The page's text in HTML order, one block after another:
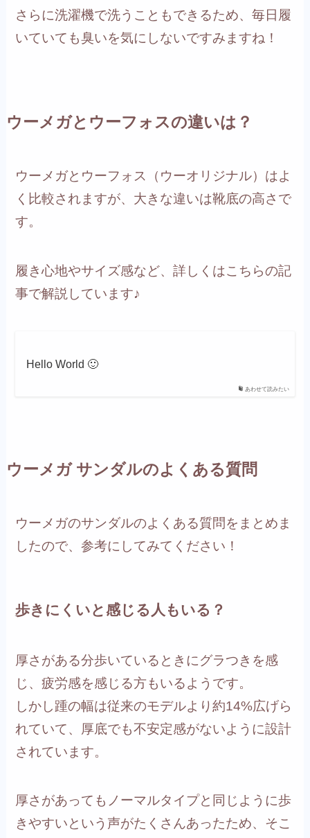
さらに洗濯機で洗うこともできるため、毎日履
いていても臭いを気にしないですみますね！
ウーメガとウーフォスの違いは？
ウーメガとウーフォス（ウーオリジナル）はよ
く比較されますが、大きな違いは靴底の高さで
す。
履き心地やサイズ感など、詳しくはこちらの記
事で解説しています♪
あわせて読みたい
Hello World 🙂
ウーメガ サンダルのよくある質問
ウーメガのサンダルのよくある質問をまとめま
したので、参考にしてみてください！
歩きにくいと感じる人もいる？
厚さがある分歩いているときにグラつきを感
じ、疲労感を感じる方もいるようです。
しかし踵の幅は従来のモデルより約14%広げら
れていて、厚底でも不安定感がないように設計
されています。
厚さがあってもノーマルタイプと同じように歩
きやすいという声がたくさんあったため、そこ